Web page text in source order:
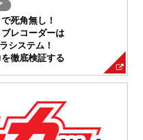
死角無し！
レコーダーは
システム！
徹底検証する